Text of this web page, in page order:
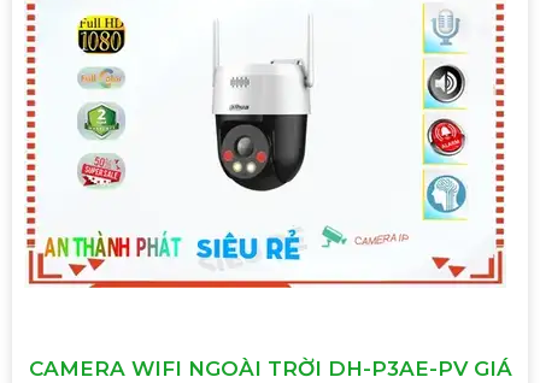
CAMERA WIFI NGOÀI TRỜI DH-P3AE-PV GIÁ